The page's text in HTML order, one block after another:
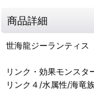
商品詳細
世海龍ジーランティス
リンク・効果モンスタ
リンク４/水属性/海竜